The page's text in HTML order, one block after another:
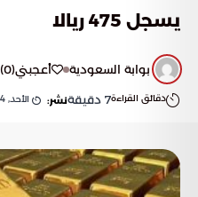
يسجل 475 ريالا
بوابة السعودية أعجبني(
0
)
دقائق القراءة7 دقيقةنشر: الأحد, 24 مايو